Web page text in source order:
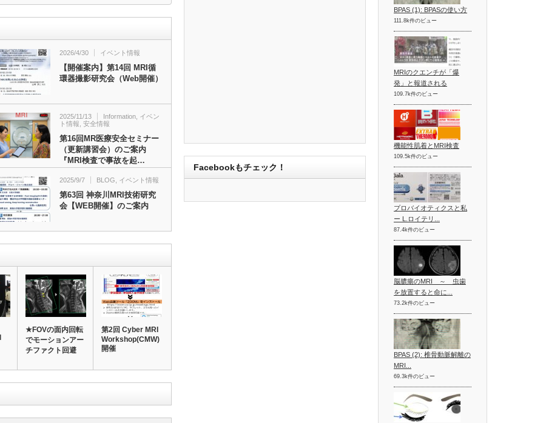
2026/4/30 イベント情報
【開催案内】第14回 MRI循
環器撮影研究会（Web開催）
2025/11/13 Information, イベン
ト情報, 安全情報
第16回MR医療安全セミナー
（更新講習会）のご案内
『MRI検査で事故を起…
2025/9/7 BLOG, イベント情報
第63回 神奈川MRI技術研究
会【WEB開催】のご案内
★FOVの面内回転
でモーションアー
チファクト回避
第2回 Cyber MRI
Workshop(CMW)
開催
Facebookもチェック！
BPAS (1): BPASの使い方
111.8k件のビュー
MRIのクエンチが「爆
発」と報道される
109.7k件のビュー
機能性肌着とMRI検査
109.5k件のビュー
プロバイオティクスと私
ー L.ロイテリ...
87.4k件のビュー
脳膿瘍のMRI ～ 虫歯
を放置すると命に...
73.2k件のビュー
BPAS (2): 椎骨動脈解離の
MRI...
69.3k件のビュー